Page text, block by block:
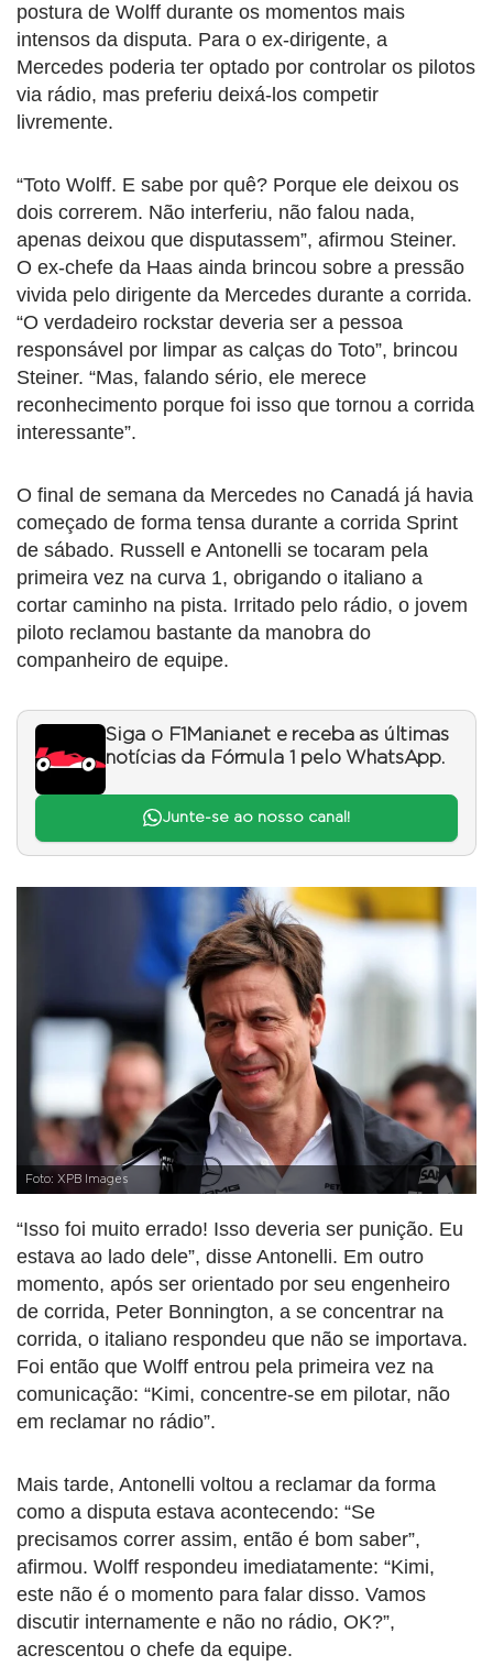
postura de Wolff durante os momentos mais
intensos da disputa. Para o ex-dirigente, a
Mercedes poderia ter optado por controlar os pilotos
via rádio, mas preferiu deixá-los competir
livremente.
“Toto Wolff. E sabe por quê? Porque ele deixou os
dois correrem. Não interferiu, não falou nada,
apenas deixou que disputassem”, afirmou Steiner.
O ex-chefe da Haas ainda brincou sobre a pressão
vivida pelo dirigente da Mercedes durante a corrida.
“O verdadeiro rockstar deveria ser a pessoa
responsável por limpar as calças do Toto”, brincou
Steiner. “Mas, falando sério, ele merece
reconhecimento porque foi isso que tornou a corrida
interessante”.
O final de semana da Mercedes no Canadá já havia
começado de forma tensa durante a corrida Sprint
de sábado. Russell e Antonelli se tocaram pela
primeira vez na curva 1, obrigando o italiano a
cortar caminho na pista. Irritado pelo rádio, o jovem
piloto reclamou bastante da manobra do
companheiro de equipe.
Siga o F1Mania.net e receba as últimas
notícias da Fórmula 1 pelo WhatsApp.
Junte-se ao nosso canal!
Foto: XPB Images
“Isso foi muito errado! Isso deveria ser punição. Eu
estava ao lado dele”, disse Antonelli. Em outro
momento, após ser orientado por seu engenheiro
de corrida, Peter Bonnington, a se concentrar na
corrida, o italiano respondeu que não se importava.
Foi então que Wolff entrou pela primeira vez na
comunicação: “Kimi, concentre-se em pilotar, não
em reclamar no rádio”.
Mais tarde, Antonelli voltou a reclamar da forma
como a disputa estava acontecendo: “Se
precisamos correr assim, então é bom saber”,
afirmou. Wolff respondeu imediatamente: “Kimi,
este não é o momento para falar disso. Vamos
discutir internamente e não no rádio, OK?”,
acrescentou o chefe da equipe.